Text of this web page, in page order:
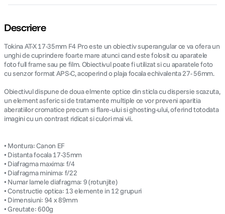
Descriere
Tokina AT-X 17-35mm F4 Pro este un obiectiv superangular ce va ofera un
unghi de cuprindere foarte mare atunci cand este folosit cu aparatele
foto full frame sau pe film. Obiectivul poate fi utilizat si cu aparatele foto
cu senzor format APS-C, acoperind o plaja focala echivalenta 27- 56mm.
Obiectivul dispune de doua elmente optice din sticla cu dispersie scazuta,
un element asferic si de tratamente multiple ce vor preveni aparitia
aberatiilor cromatice precum si flare-ului si ghosting-ului, oferind totodata
imagini cu un contrast ridicat si culori mai vii.
• Montura: Canon EF
• Distanta focala 17-35mm
• Diafragma maxima: f/4
• Diafragma minima: f/22
• Numar lamele diafragma: 9 (rotunjite)
• Constructie optica: 13 elemente in 12 grupuri
• Dimensiuni: 94 x 89mm
• Greutate: 600g